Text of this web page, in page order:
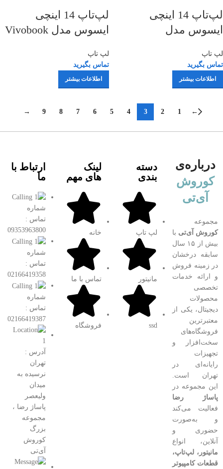
لپ‌تاپ 14 اینچی
ایسوس مدل
B1402CVA-NK1595 |
ASUS ExpertBook B1
B1402CVA-NK1595
لپ تاپ
تماس بگیرید
اطلاعات بیشتر
لپ‌تاپ 14 اینچی
ایسوس مدل Vivobook
Vivobook Go 14
E410KA-CL464
لپ تاپ
تماس بگیرید
اطلاعات بیشتر
←
1
2
3
4
5
6
7
8
9
→
درباره‌ی
کوروش
آی‌تی
مجموعه
کوروش آی‌تی با
بیش از ۱۵ سال
سابقه درخشان
در زمینه فروش
و ارائه خدمات
تخصصی
محصولات
دیجیتال، یکی از
معتبرترین
فروشگاه‌های
سخت‌افزار و
تجهیزات
رایانه‌ای در
تهران است.
این مجموعه در
پاساژ رضا
فعالیت می‌کند
و به‌صورت
حضوری و
آنلاین، انواع
مانیتور، لپ‌تاپ،
قطعات کامپیوتر
دسته
بندی
لپ تاپ
مانیتور
ssd
لینک
های مهم
خانه
تماس با ما
فروشگاه
ارتباط با
ما
شماره
تماس :
09353963800
شماره
تماس :
02166419358
شماره
تماس :
02166419387
آدرس :
تهران
نرسیده به
میدان
ولیعصر
پاساژ رضا ،
مجموعه
بزرگ
کوروش
آی‌تی